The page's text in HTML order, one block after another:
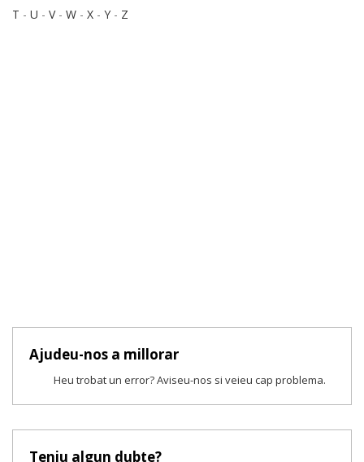
T - U - V- W - X - Y - Z
Ajudeu-nos a millorar
Heu trobat un error? Aviseu-nos si veieu cap problema.
Teniu algun dubte?